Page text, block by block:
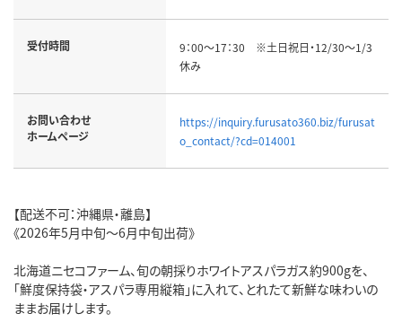
受付時間
9：00～17：30 ※土日祝日・12/30～1/3
休み
お問い合わせ
ホームページ
https://inquiry.furusato360.biz/furusat
o_contact/?cd=014001
【配送不可：沖縄県・離島】
《2026年5月中旬～6月中旬出荷》
北海道ニセコファーム、旬の朝採りホワイトアスパラガス約900gを、
「鮮度保持袋・アスパラ専用縦箱」に入れて、とれたて新鮮な味わいの
ままお届けします。